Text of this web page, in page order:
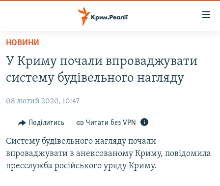
Перейти
основного
матеріалу
до
навігації
Перейти
до
пошуку
ВОДА.КРИМ
ВІДЕО ТА ФОТО
ПОЛІТИКА
БЛОГИ
ПОГЛЯД
ІНТЕРВ'Ю
НОВИНИ
У Криму почали впроваджувати
систему будівельного нагляду
08 лютий 2020, 10:47
Поділитись Читати без VPN
Систему будівельного нагляду почали
впроваджувати в анексованому Криму, повідомила
пресслужба російського уряду Криму.